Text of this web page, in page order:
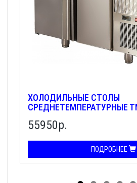
ХОЛОДИЛЬНЫЕ СТОЛЫ
СРЕДНЕТЕМПЕРАТУРНЫЕ
55950р.
ПОДРОБНЕЕ